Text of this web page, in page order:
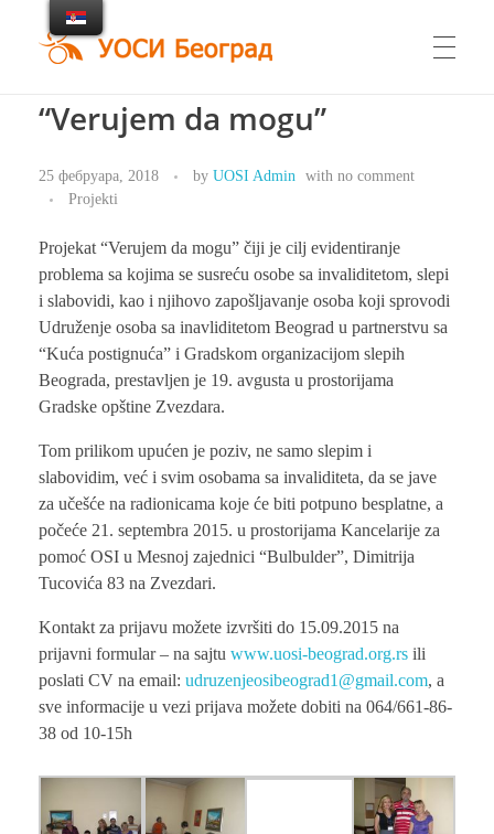
“Verujem da mogu”
25 фебруара, 2018 by UOSI Admin with no comment
Projekti
Projekat “Verujem da mogu” čiji je cilj evidentiranje
problema sa kojima se susreću osobe sa invaliditetom, slepi
i slabovidi, kao i njihovo zapošljavanje osoba koji sprovodi
Udruženje osoba sa inavliditetom Beograd u partnerstvu sa
“Kuća postignuća” i Gradskom organizacijom slepih
Beograda, prestavljen je 19. avgusta u prostorijama
Gradske opštine Zvezdara.
Tom prilikom upućen je poziv, ne samo slepim i
slabovidim, već i svim osobama sa invaliditeta, da se jave
za učešće na radionicama koje će biti potpuno besplatne, a
počeće 21. septembra 2015. u prostorijama Kancelarije za
pomoć OSI u Mesnoj zajednici “Bulbulder”, Dimitrija
Tucovića 83 na Zvezdari.
Kontakt za prijavu možete izvršiti do 15.09.2015 na
prijavni formular – na sajtu www.uosi-beograd.org.rs ili
poslati CV na email: udruzenjeosibeograd1@gmail.com, a
sve informacije u vezi prijava možete dobiti na 064/661-86-
38 od 10-15h